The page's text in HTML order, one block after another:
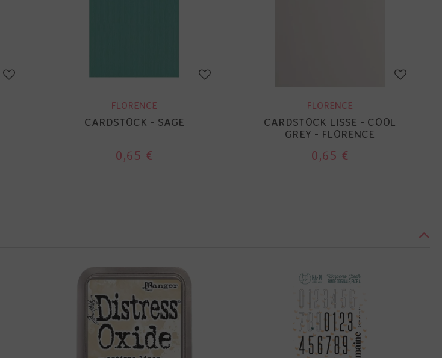
FLORENCE
CARDSTOCK - SAGE
0,65 €
FLORENCE
CARDSTOCK LISSE - COOL
GREY - FLORENCE
0,65 €